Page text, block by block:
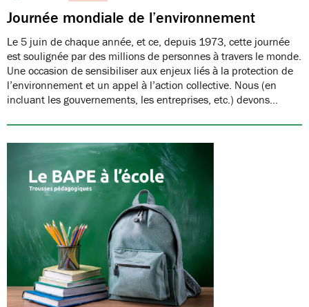
Journée mondiale de l’environnement
Le 5 juin de chaque année, et ce, depuis 1973, cette journée
est soulignée par des millions de personnes à travers le monde.
Une occasion de sensibiliser aux enjeux liés à la protection de
l’environnement et un appel à l’action collective. Nous (en
incluant les gouvernements, les entreprises, etc.) devons…